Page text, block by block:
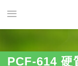
PCF-614 硬